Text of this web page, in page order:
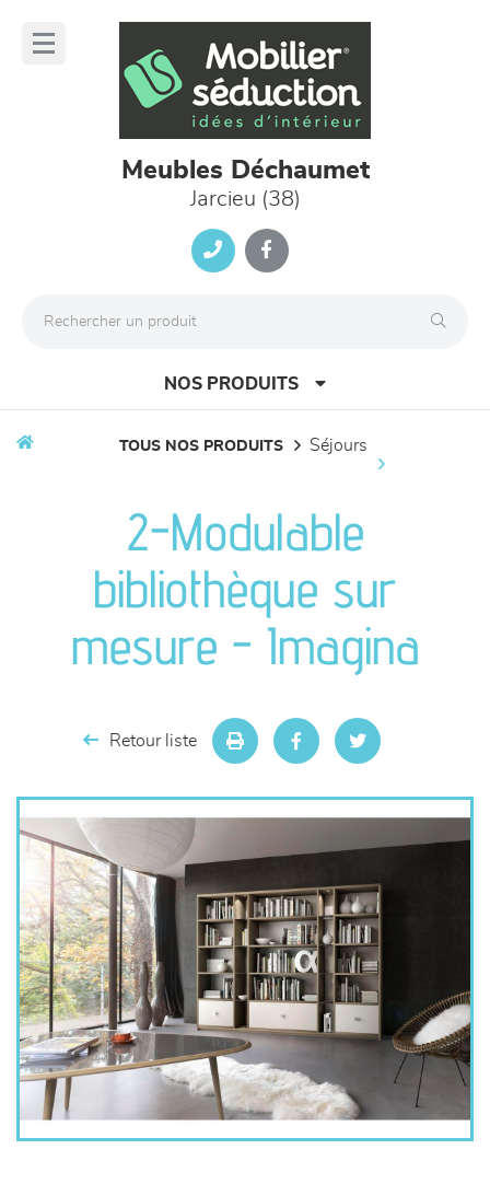
Meubles Déchaumet
Jarcieu (38)
NOS PRODUITS
meubles de complément
literie
décoration
TOUS NOS PRODUITS séjours
2-Modulable
bibliothèque sur
mesure - Imagina
Retour liste